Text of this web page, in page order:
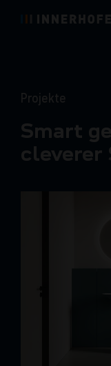
Projekte
Smart
cleverer